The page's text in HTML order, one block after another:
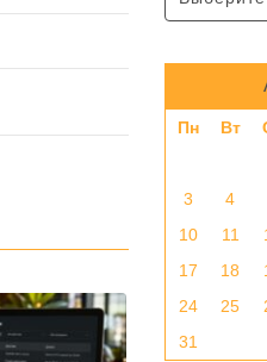
Пн Вт
3
4
10
11
17
18
24
25
31